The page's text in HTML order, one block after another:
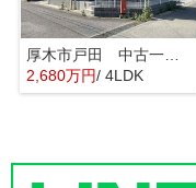
厚木市戸田 中古一戸建て
2,680万円/ 4LDK